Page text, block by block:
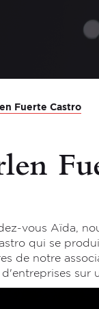
Fuerte Castro
vous Aïda,
qui se
de notre
sur